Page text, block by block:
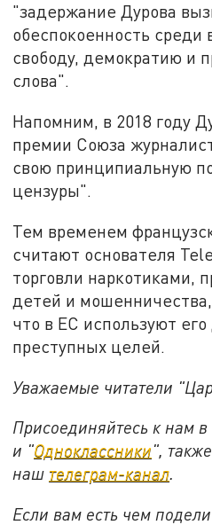
"задержание Дурова
обеспокоенность среди
свободу, демократию и
слова".
Напомним, в 2018 году
премии Союза
свою принципиальную
цензуры".
Тем временем
считают основателя
торговли наркотиками,
детей и
что в ЕС используют
преступных целей.
Уважаемые читатели
Присоединяйтесь к нам в
и "Одноклассники",
наш телеграм-канал.
Если вам есть чем